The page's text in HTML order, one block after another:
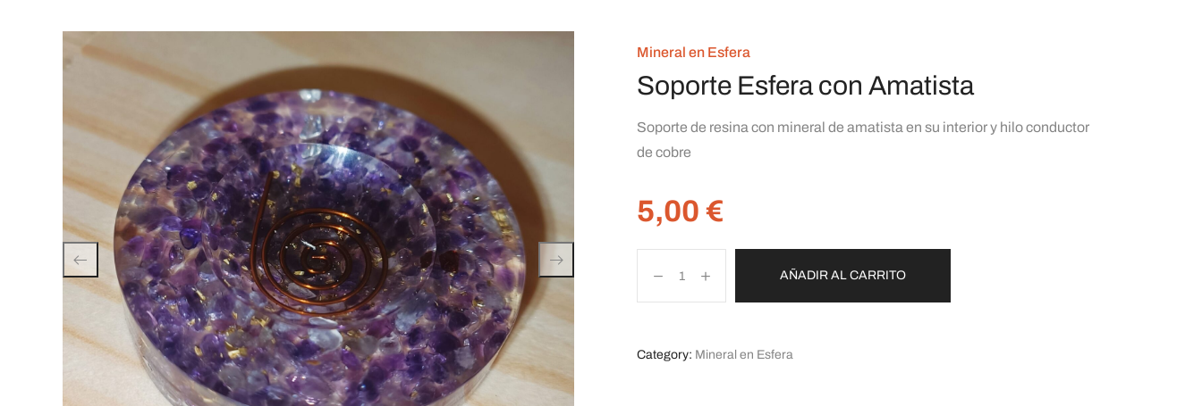
Mineral en Esfera
Soporte Esfera con Amatista
Soporte de resina con mineral de amatista en su interior y hilo conductor
de cobre
5,00 €
AÑADIR AL CARRITO
Category: Mineral en Esfera